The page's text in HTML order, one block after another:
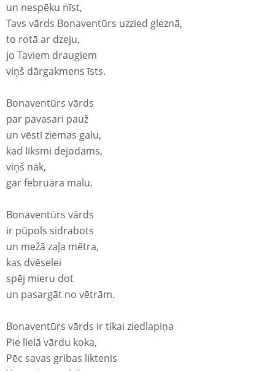
un nespēku nīst,
Tavs vārds Bonaventūrs uzzied gleznā,
to rotā ar dzeju,
jo Taviem draugiem
viņš dārgakmens īsts.
Bonaventūrs vārds
par pavasari pauž
un vēstī ziemas galu,
kad līksmi dejodams,
viņš nāk,
gar februāra malu.
Bonaventūrs vārds
ir pūpols sidrabots
un mežā zaļa mētra,
kas dvēselei
spēj mieru dot
un pasargāt no vētrām.
Bonaventūrs vārds ir tikai ziedlapiņa
Pie lielā vārdu koka,
Pēc savas gribas liktenis